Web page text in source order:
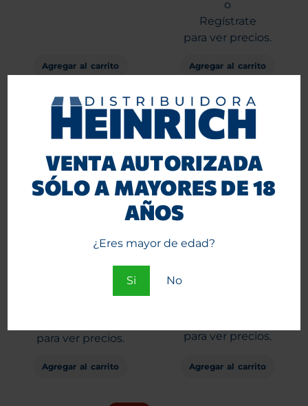
VENTA AUTORIZADA
SÓLO A MAYORES DE 18
AÑOS
¿Eres mayor de edad?
Si No
Agregar al carrito
o
Regístrate
para ver precios.
Agregar al carrito
Flame ZL-3 Black
para ver precios.
Agregar al carrito
para ver precios.
Agregar al carrito